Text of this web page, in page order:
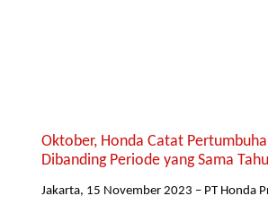
Oktober, Honda Catat
Dibanding Periode yang Sama
Jakarta, 15 November 2023 – PT Honda